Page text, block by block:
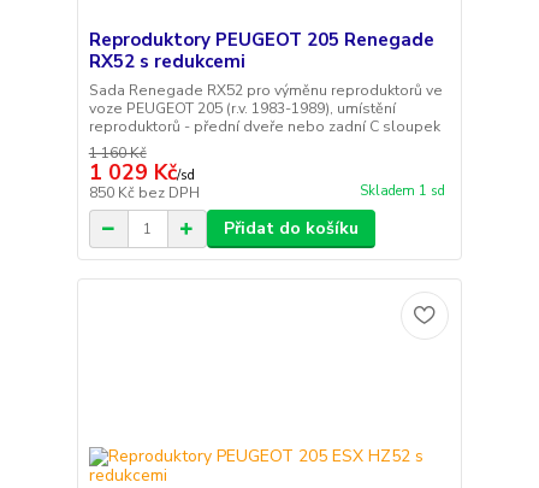
Reproduktory PEUGEOT 205 Renegade
RX52 s redukcemi
Sada Renegade RX52 pro výměnu reproduktorů ve
voze PEUGEOT 205 (r.v. 1983-1989), umístění
reproduktorů - přední dveře nebo zadní C sloupek
1 160 Kč
1 029 Kč/sd
850 Kč bez DPH Skladem 1 sd
Přidat do košíku